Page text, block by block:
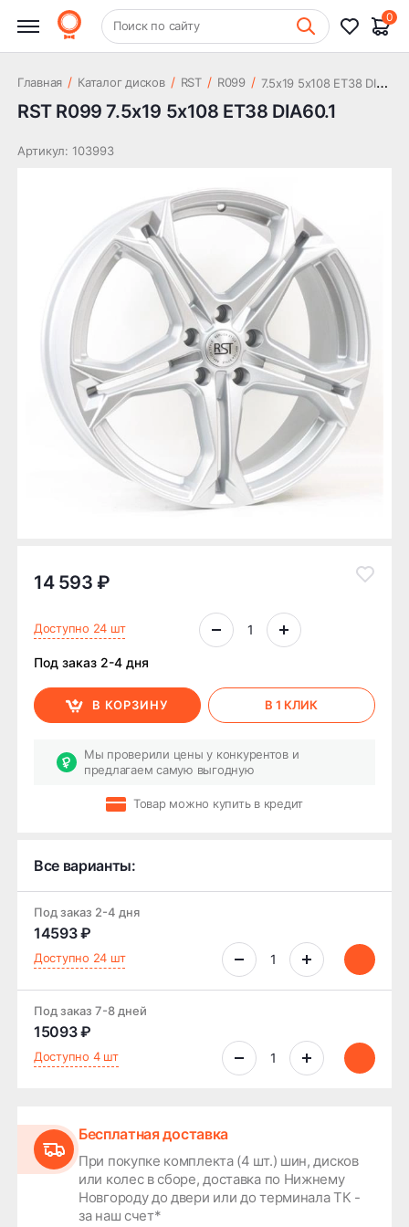
+7 (831) 261-35-35 Шиномонтаж
Поиск по сайту
0
Главная / Каталог дисков / RST / R099 / 7
.5x19 5x108 ET38 DIA60.1
RST R099 7.5x19 5x108 ET38 DIA60.1
Артикул: 103993
14 593 ₽
Доступно 24 шт
Под заказ 2-4 дня
В КОРЗИНУ В 1 КЛИК
Мы проверили цены у конкурентов и
предлагаем самую выгодную
Товар можно купить в кредит
Все варианты:
Под заказ 2-4 дня
14593 ₽
Доступно 24 шт
Под заказ 7-8 дней
15093 ₽
Доступно 4 шт
Бесплатная доставка
При покупке комплекта (4 шт.) шин, дисков
или колес в сборе, доставка по Нижнему
Новгороду до двери или до терминала ТК -
за наш счет*